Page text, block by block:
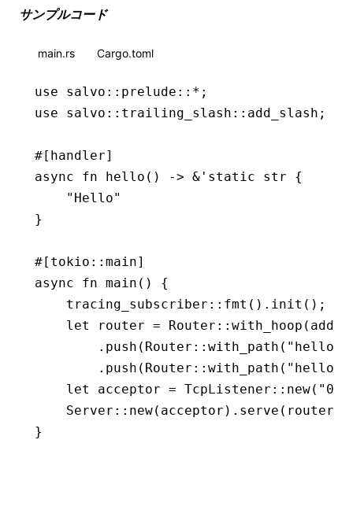
サンプルコード
main.rs Cargo.toml
use salvo :: prelude ::* ;
use salvo :: trailing_slash :: add_slash;
#[handler]
async fn hello () -> & ' static str {
    "Hello"
}
#[tokio :: main]
async fn main () {
    tracing_subscriber
:: fmt () . init ();
    let
router = Router :: with_hoop (
        .
push (Router :: with_path ( "hello"
        .
push (Router :: with_path (
    let
acceptor = TcpListener :: new(
    Server
:: new(acceptor) . serve (router)
}